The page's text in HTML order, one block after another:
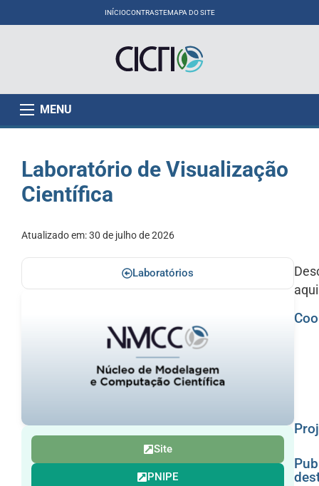
INÍCIOCONTRASTEMAPA DO SITE
MENU
Laboratório de Visualização
Científica
Atualizado em:30 de julho de 2026
Laboratórios
Site
PNIPE